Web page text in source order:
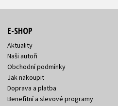
E-SHOP
Aktuality
Naši autoři
Obchodní podmínky
Jak nakoupit
Doprava a platba
Benefitní a slevové programy